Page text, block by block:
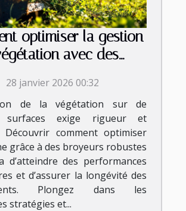
optimiser la gestion
avec des
28 janvier 2026 00:32
de la végétation sur de
surfaces exige rigueur et
Découvrir comment optimiser
grâce à des broyeurs robustes
d’atteindre des performances
et d’assurer la longévité des
Plongez dans les
stratégies et...